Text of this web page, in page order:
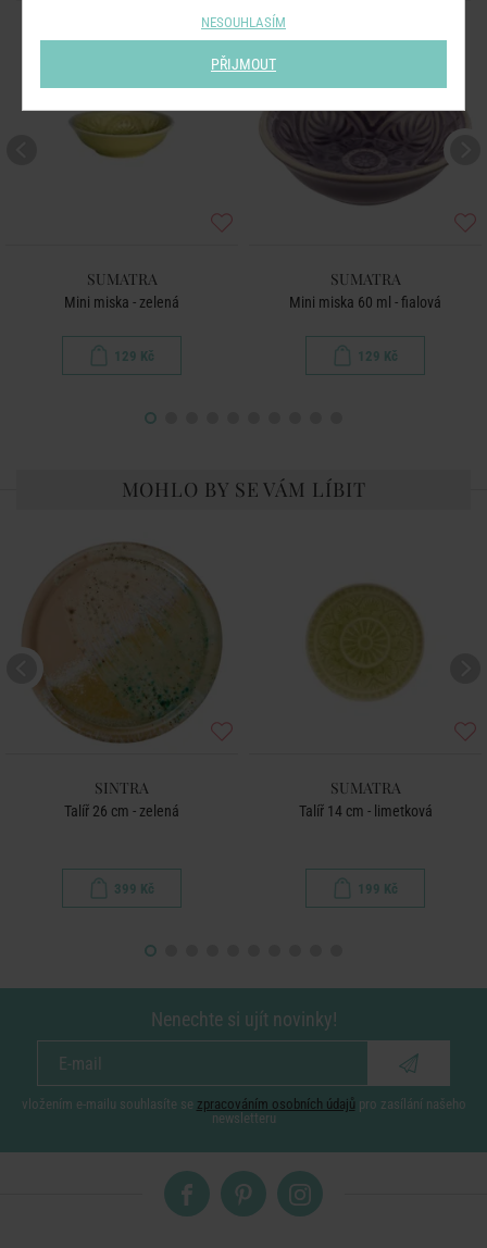
SUMATRA
Mini miska - zelená
129 Kč
SUMATRA
Mini miska 60 ml - fialová
129 Kč
MOHLO BY SE VÁM LÍBIT
SINTRA
Talíř 26 cm - zelená
399 Kč
SUMATRA
Talíř 14 cm - limetková
199 Kč
Nenechte si ujít novinky!
vložením e-mailu souhlasíte se zpracováním osobních údajů pro zasílání našeho
newsletteru
NESOUHLASÍM
PŘIJMOUT